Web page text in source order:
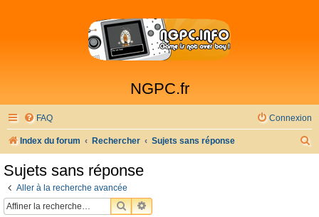
NGPC.fr
FAQ Connexion
Index du forum Rechercher Sujets sans réponse
Sujets sans réponse
Aller à la recherche avancée
RECHERCHER
RECHERCHE AVANCÉE